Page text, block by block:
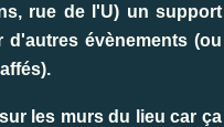
rue de l'U) un support
évènements (ou
).
les murs du lieu car ça